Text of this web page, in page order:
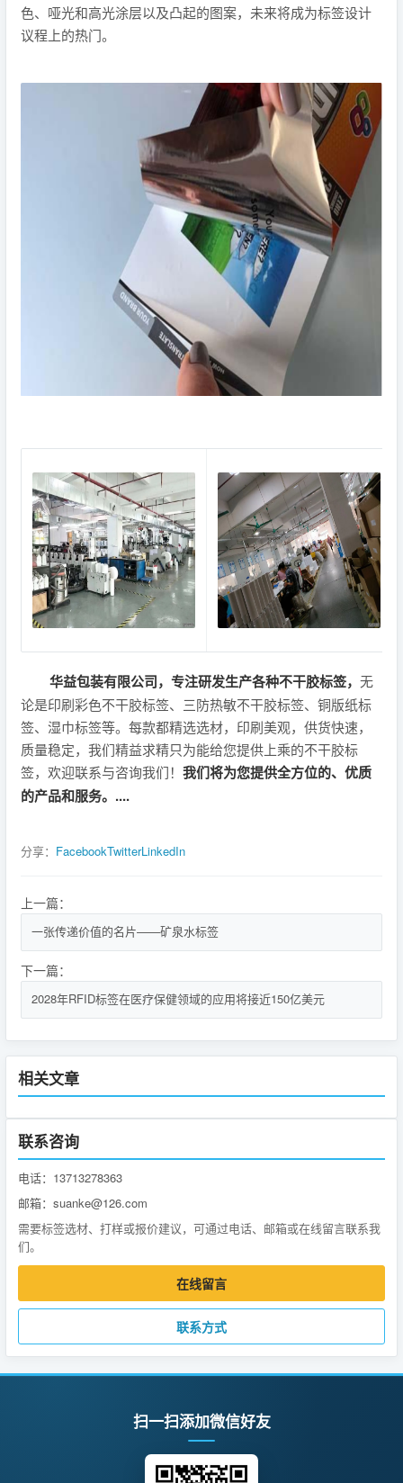
色、哑光和高光涂层以及凸起的图案，未来将成为标签设计
议程上的热门。
华益包装有限公司，专注研发生产各种不干胶标签， 无
论是印刷彩色不干胶标签、三防热敏不干胶标签、铜版纸标
签、湿巾标签等。每款都精选选材，印刷美观，供货快速，
质量稳定，我们精益求精只为能给您提供上乘的不干胶标
签，欢迎联系与咨询我们！ 我们将为您提供全方位的、优质
的产品和服务。....
分享： FacebookTwitterLinkedIn
上一篇：
一张传递价值的名片——矿泉水标签
下一篇：
2028年RFID标签在医疗保健领域的应用将接近150亿美元
相关文章
联系咨询
电话：13713278363
邮箱：suanke@126.com
需要标签选材、打样或报价建议，可通过电话、邮箱或在线留言联系我
们。
在线留言
联系方式
扫一扫添加微信好友